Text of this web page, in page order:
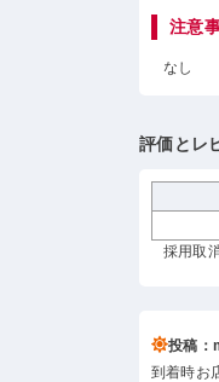
注意
なし
評価とレ
採用取
投稿：
到着時お